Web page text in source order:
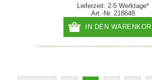
Lieferzeit: 2-5 Werktage*
Art.-Nr. 218648
IN DEN